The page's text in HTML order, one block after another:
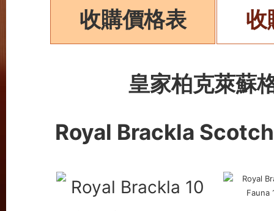
收購價格表 收
皇家柏克萊蘇
Royal Brackla